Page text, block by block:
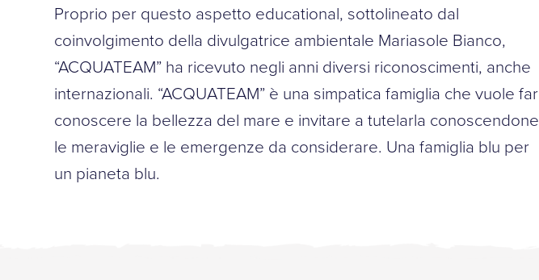
Proprio per questo aspetto educational, sottolineato dal
coinvolgimento della divulgatrice ambientale Mariasole Bianco,
“ACQUATEAM” ha ricevuto negli anni diversi riconoscimenti, anche
internazionali. “ACQUATEAM” è una simpatica famiglia che vuole far
conoscere la bellezza del mare e invitare a tutelarla conoscendone
le meraviglie e le emergenze da considerare. Una famiglia blu per
un pianeta blu.